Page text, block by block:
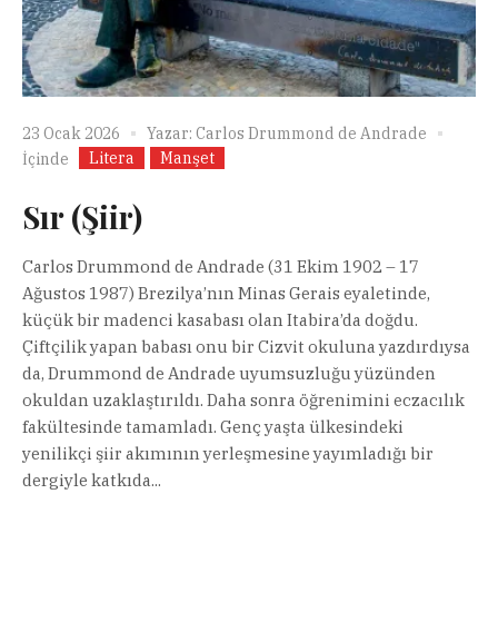
23 Ocak 2026 Yazar: Carlos Drummond de Andrade
İçinde
Litera Manşet
Sır (Şiir)
Carlos Drummond de Andrade (31 Ekim 1902 – 17
Ağustos 1987) Brezilya’nın Minas Gerais eyaletinde,
küçük bir madenci kasabası olan Itabira’da doğdu.
Çiftçilik yapan babası onu bir Cizvit okuluna yazdırdıysa
da, Drummond de Andrade uyumsuzluğu yüzünden
okuldan uzaklaştırıldı. Daha sonra öğrenimini eczacılık
fakültesinde tamamladı. Genç yaşta ülkesindeki
yenilikçi şiir akımının yerleşmesine yayımladığı bir
dergiyle katkıda...